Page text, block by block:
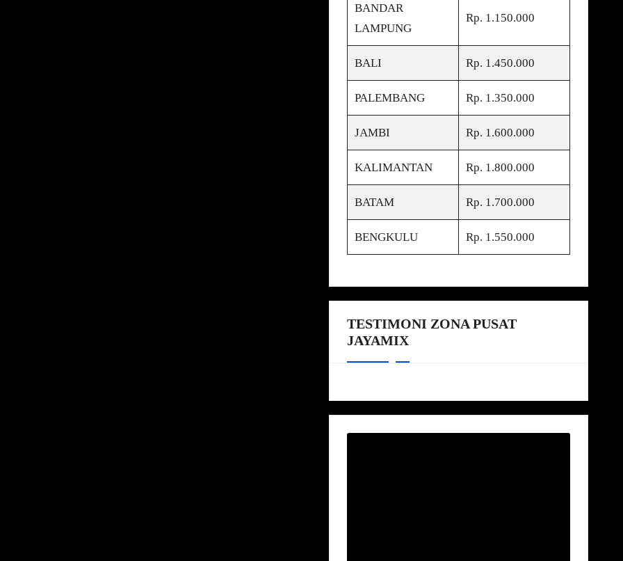
BANDAR
LAMPUNG
Rp. 1.150.000
BALI Rp. 1.450.000
PALEMBANG Rp. 1.350.000
JAMBI Rp. 1.600.000
KALIMANTAN Rp. 1.800.000
BATAM Rp. 1.700.000
BENGKULU Rp. 1.550.000
TESTIMONI ZONA PUSAT
JAYAMIX